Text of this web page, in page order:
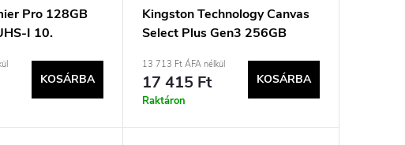
Pro 128GB
I 10.
KOSÁRBA
Kingston Technology Canvas
Select Plus Gen3 256GB
memóriakártya
13 713 Ft ÁFA nélkül
17 415 Ft
Raktáron
KOSÁRBA